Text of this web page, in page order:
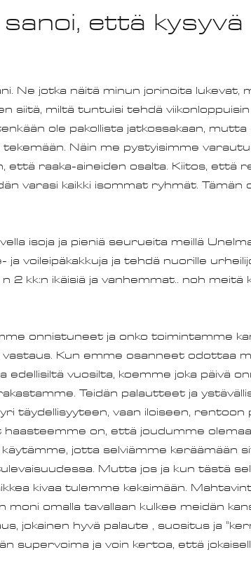
että kysyvä
Ne jotka näitä minun jorinoita lukevat,
siitä, miltä tuntuisi tehdä
ole pakollista jatkossakaan,
Näin me pystyisimme
että raaka-aineiden osalta. Kiitos, että
varasi kaikki isommat ryhmät.
isoja ja pieniä seurueita meillä
voileipäkakkuja ja tehdä nuorille
2 kk:n ikäisiä ja vanhemmat.. noh
onnistuneet ja onko toimintamme
Kun emme osanneet odottaa
edellisiltä vuosilta, koemme joka päivä
Teidän palautteet ja
täydellisyyteen, vaan iloiseen, rentoon
haasteemme on, että joudumme
jotta selviämme keräämään
Mutta jos ja kun tästä
kivaa tulemme keksimään.
omalla tavallaan kulkee meidän
jokainen hyvä palaute , suositus ja
supervoima ja voin kertoa, että